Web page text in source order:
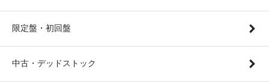
限定盤・初回盤
中古・デッドストック